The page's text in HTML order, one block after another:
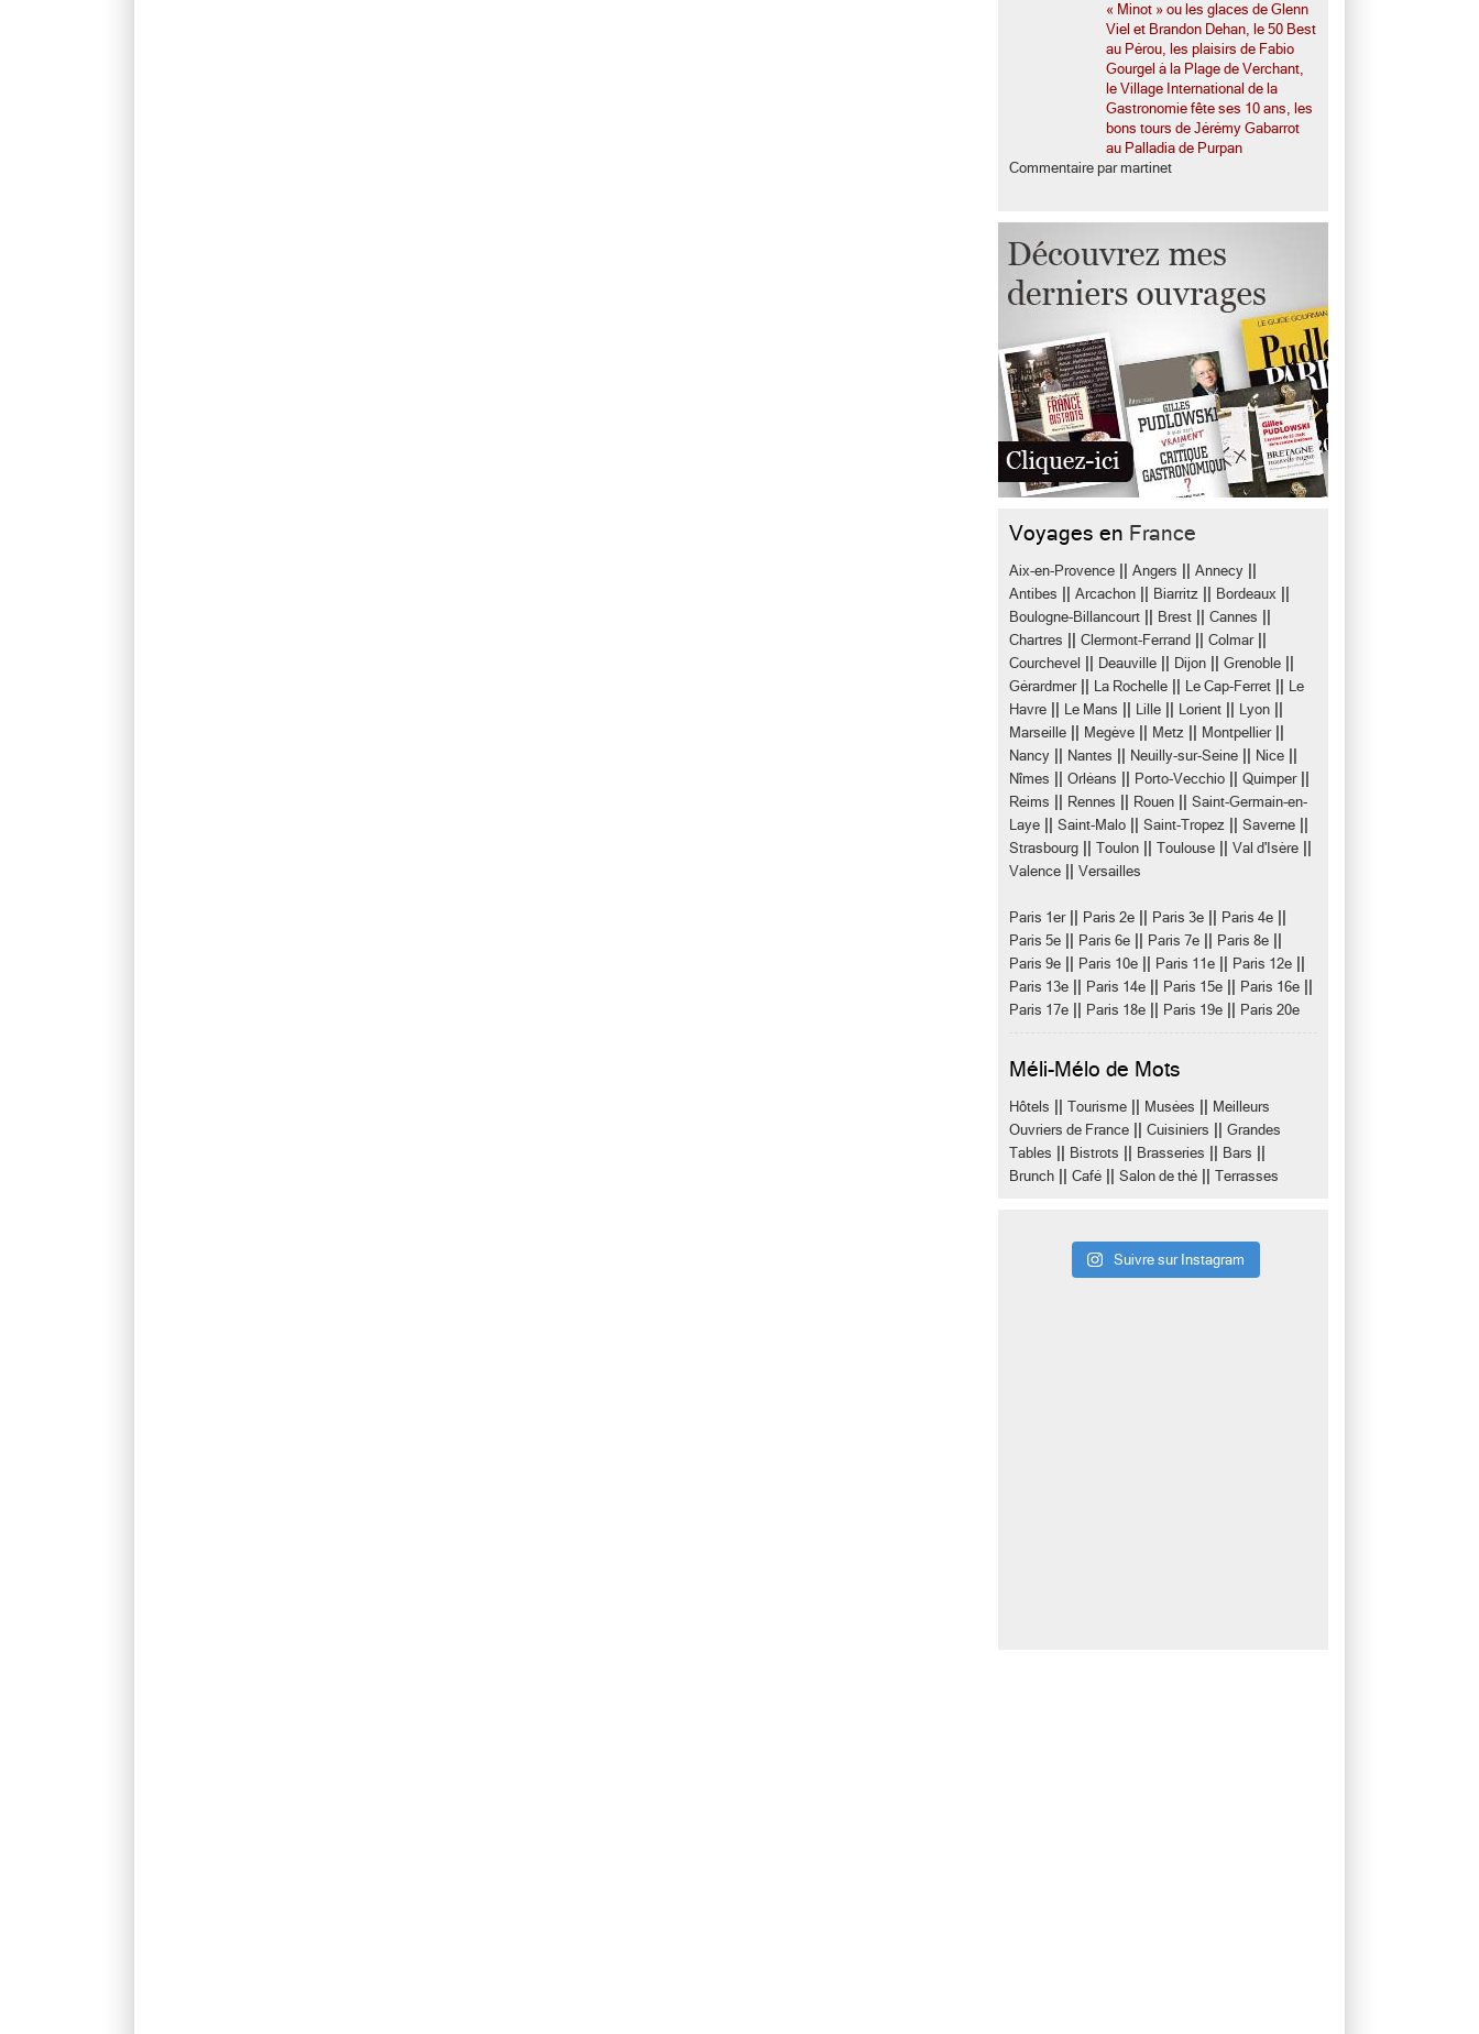
« Minot » ou les glaces de Glenn
Viel et Brandon Dehan, le 50 Best
au Pérou, les plaisirs de Fabio
Gourgel à la Plage de Verchant,
le Village International de la
Gastronomie fête ses 10 ans, les
bons tours de Jérémy Gabarrot
au Palladia de Purpan
Commentaire par martinet
Voyages en France
Aix-en-Provence Angers Annecy
Antibes Arcachon Biarritz Bordeaux
Boulogne-Billancourt Brest Cannes
Chartres Clermont-Ferrand Colmar||
Courchevel Deauville Dijon Grenoble
Gérardmer|| La Rochelle Le Cap-Ferret
Le
Havre
Le Mans Lille Lorient Lyon
Marseille Megève Metz Montpellier||
Nancy Nantes Neuilly-sur-Seine Nice
Nîmes Orléans Porto-Vecchio Quimper||
Reims Rennes Rouen
Saint-Germain-en-
Laye
Saint-Malo Saint-Tropez Saverne
Strasbourg Toulon Toulouse Val d'Isère
Valence Versailles
Paris 1er|| Paris 2e Paris 3e Paris 4e
Paris 5e Paris 6e Paris 7e Paris 8e
Paris 9e Paris 10e Paris 11e Paris 12e
Paris 13e Paris 14e Paris 15e Paris 16e
Paris 17e Paris 18e Paris 19e Paris 20e
Méli-Mélo de Mots
Hôtels Tourisme Musées
Meilleurs
Ouvriers de France
Cuisiniers
Grandes
Tables
Bistrots Brasseries Bars
Brunch Café Salon de thé Terrasses
Suivre sur Instagram